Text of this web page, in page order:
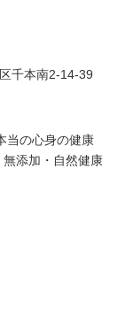
千本南2-14-39
当の心身の健康
添加・自然健康